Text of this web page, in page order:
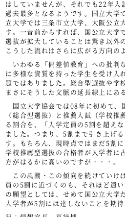
はしていませんが、それでも22年入
過去最多となるようです。国立大学
立大学では三条市立大学、大阪公立
す。一昔前からすれば、国公立大学
選抜が拡大していることは驚き以外
こうした流れはさらに広がる方向の
いわゆる「偏差値教育」への批判
に多様な資質を持った学生を受け入
題ではありました。総合型選抜や学
まさにそうした文脈の延長線上にあ
国立大学協会では08年に初めて、
（総合型選抜）と推薦入試（学校推
る割合を、「入学定員の5割を超え
ました。つまり、5割まで引き上げ
す。もちろん、現時点ではまだ5割
学校推薦型選抜の合格者が入学者に
方がはるかに高いのですが・・・。
この風潮・この傾向を続けていけ
員の5割に近づくのも、それほど遠
の願望としては、せめて国公立大学
入学者が5割には達しないことを期